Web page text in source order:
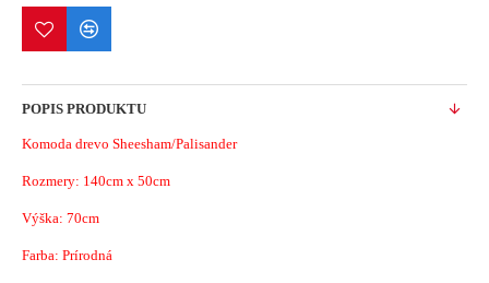
POPIS PRODUKTU
Komoda drevo Sheesham/Palisander
Rozmery: 140cm x 50cm
Výška: 70cm
Farba: Prírodná